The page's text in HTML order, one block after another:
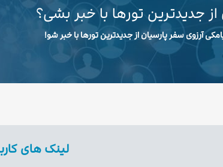
جدیدترین تورها با خبر بشی؟
آرزوی سفر پارسیان از جدیدترین تورها با خبر شو!
لینک های